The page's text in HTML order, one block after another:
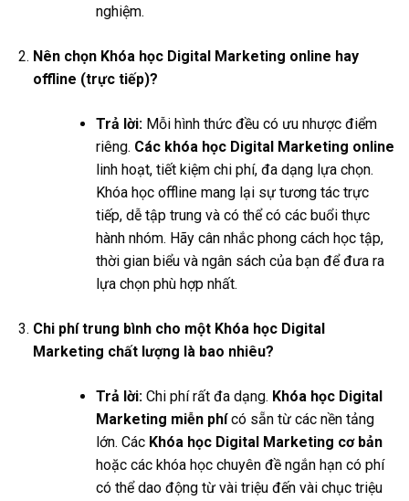
nghiệm.
Nên chọn Khóa học Digital Marketing online hay
offline (trực tiếp)?
Trả lời:Mỗi hình thức đều có ưu nhược điểm
riêng. Các khóa học Digital Marketing online
linh hoạt, tiết kiệm chi phí, đa dạng lựa chọn.
Khóa học offline mang lại sự tương tác trực
tiếp, dễ tập trung và có thể có các buổi thực
hành nhóm. Hãy cân nhắc phong cách học tập,
thời gian biểu và ngân sách của bạn để đưa ra
lựa chọn phù hợp nhất.
Chi phí trung bình cho một Khóa học Digital
Marketing chất lượng là bao nhiêu?
Trả lời:Chi phí rất đa dạng. Khóa học Digital
Marketing miễn phícó sẵn từ các nền tảng
lớn. Các Khóa học Digital Marketing cơ bản
hoặc các khóa học chuyên đề ngắn hạn có phí
có thể dao động từ vài triệu đến vài chục triệu